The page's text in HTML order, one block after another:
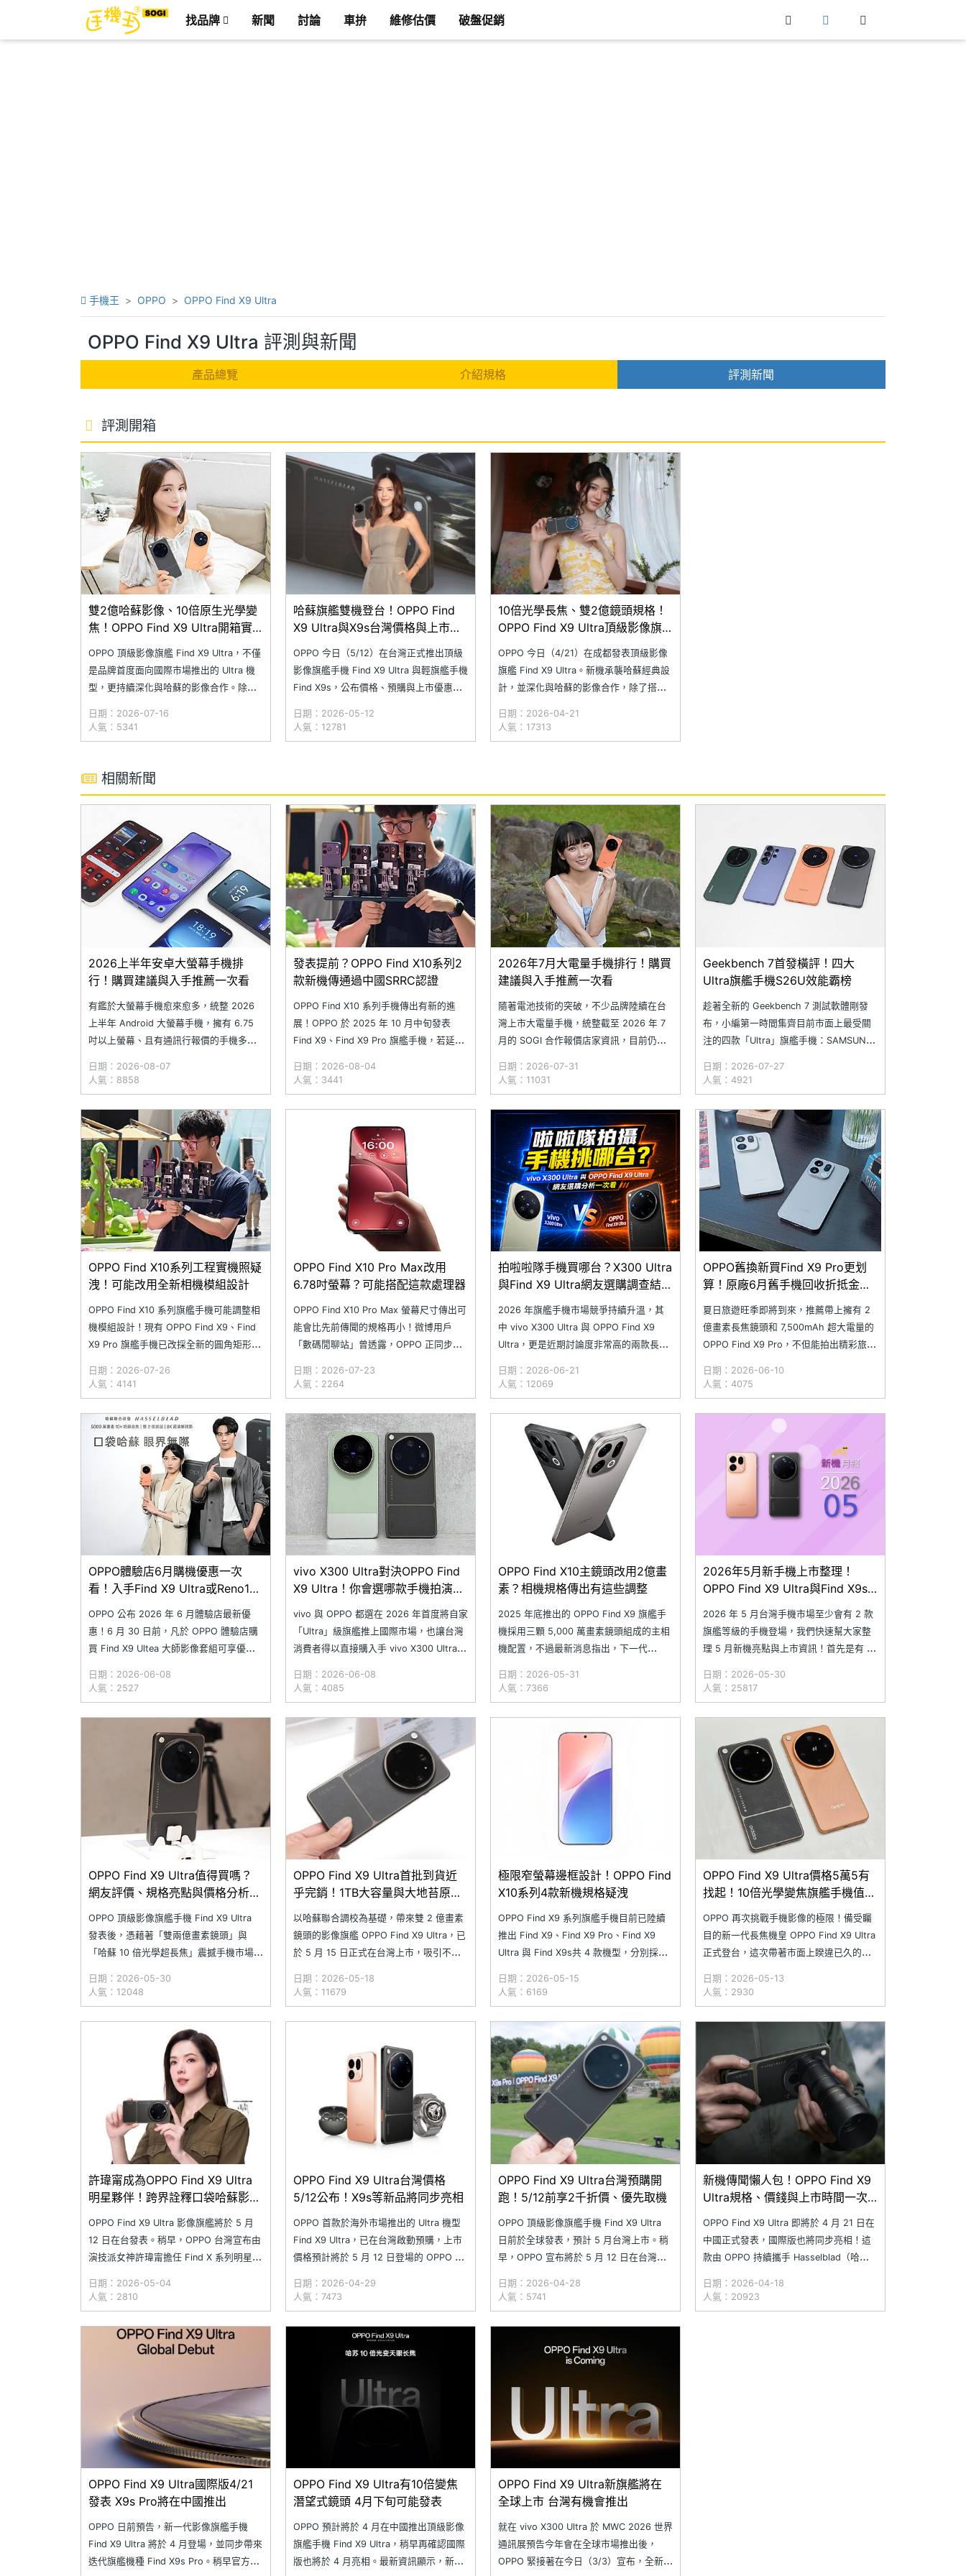
找品牌 新聞 討論 車拚 維修估價 破盤促銷
手機王 OPPO OPPO Find X9 Ultra
OPPO Find X9 Ultra 評測與新聞
產品總覽 介紹規格 評測新聞
評測開箱
雙2億哈蘇影像、10倍原生光學變
焦！OPPO Find X9 Ultra開箱實
OPPO 頂級影像旗艦 Find X9 Ultra，不僅
是品牌首度面向國際市場推出的 Ultra 機
型，更持續深化與哈蘇的影像合作。除了
5,000 萬畫素 10 倍光學長焦鏡頭，更進
一步強化高倍率遠攝與全焦段創作表現；
日期：2026-07-16
人氣：5341
哈蘇旗艦雙機登台！OPPO Find
X9 Ultra與X9s台灣價格與上市優
OPPO 今日（5/12）在台灣正式推出頂級
影像旗艦手機 Find X9 Ultra 與輕旗艦手機
Find X9s，公布價格、預購與上市優惠，
鏡頭，配備全球首款 5,000 萬畫素 10 倍
光學長焦鏡頭；Find X9s 則鎖定輕度創作
日期：2026-05-12
人氣：12781
10倍光學長焦、雙2億鏡頭規格！
OPPO Find X9 Ultra頂級影像旗
OPPO 今日（4/21）在成都發表頂級影像
旗艦 Find X9 Ultra。新機承襲哈蘇經典設
計，並深化與哈蘇的影像合作，除了搭載
頭，並配備雙 2 億畫素鏡頭組合，支援最
高 8K 30fps 錄影。值得一提的是，Find
日期：2026-04-21
人氣：17313
相關新聞
2026上半年安卓大螢幕手機排
行！購買建議與入手推薦一次看
有鑑於大螢幕手機愈來愈多，統整 2026
上半年 Android 大螢幕手機，擁有 6.75
吋以上螢幕、且有通訊行報價的手機多達
54,990 元整個區間，而最大的螢幕尺寸是
6.9 吋，合計共有 4 台，分別有旗艦系列
的 Xiaomi 17 Ultr
日期：2026-08-07
人氣：8858
發表提前？OPPO Find X10系列2
款新機傳通過中國SRRC認證
OPPO Find X10 系列手機傳出有新的進
展！OPPO 於 2025 年 10 月中旬發表
Find X9、Find X9 Pro 旗艦手機，若延續
也將於 10 月左右登場。最新消息顯示，2
款疑似對應 OPPO Find X10 系列的新機已
通
日期：2026-08-04
人氣：3441
2026年7月大電量手機排行！購買
建議與入手推薦一次看
隨著電池技術的突破，不少品牌陸續在台
灣上市大電量手機，統整截至 2026 年 7
月的 SOGI 合作報價店家資訊，目前仍在
達 21 台，其中價格範圍涵蓋 4,699 元至
38,990 元整個區間，而擁有最大電量的則
是 iQOO Z11 的 9,020
日期：2026-07-31
人氣：11031
Geekbench 7首發橫評！四大
Ultra旗艦手機S26U效能霸榜
趁著全新的 Geekbench 7 測試軟體剛發
布，小編第一時間集齊目前市面上最受關
注的四款「Ultra」旗艦手機：SAMSUNG
X300 Ultra 與 OPPO Find X9 Ultra 進行
首發橫評跑分。 由
日期：2026-07-27
人氣：4921
OPPO Find X10系列工程實機照疑
洩！可能改用全新相機模組設計
OPPO Find X10 系列旗艦手機可能調整相
機模組設計！現有 OPPO Find X9、Find
X9 Pro 旗艦手機已改採全新的圓角矩形相
典的圓形相機設計。近日，網路流傳多張
疑似 OPPO 工作人員手持 Find X10 系列
工程機的測
日期：2026-07-26
人氣：4141
OPPO Find X10 Pro Max改用
6.78吋螢幕？可能搭配這款處理器
OPPO Find X10 Pro Max 螢幕尺寸傳出可
能會比先前傳聞的規格再小！微博用戶
「數碼閒聊站」曾透露，OPPO 正同步開
其中最大尺寸版本預計搭載 6.89 吋 2K 解
析度螢幕，外界普遍認為就是 Find X10
Pro Max。近日，前
日期：2026-07-23
人氣：2264
拍啦啦隊手機買哪台？X300 Ultra
與Find X9 Ultra網友選購調查結果
2026 年旗艦手機市場競爭持續升溫，其
中 vivo X300 Ultra 與 OPPO Find X9
Ultra，更是近期討論度非常高的兩款長焦
啦隊，消費者會選哪一台？《SOGI 手機
王》針對網友進行調查，結果顯示 vivo
X300 Ultra 以超過 5
日期：2026-06-21
人氣：12069
OPPO舊換新買Find X9 Pro更划
算！原廠6月舊手機回收折抵金額
夏日旅遊旺季即將到來，推薦帶上擁有 2
億畫素長焦鏡頭和 7,500mAh 超大電量的
OPPO Find X9 Pro，不但能拍出精彩旅遊
可別忘了，記得先帶舊手機到 OPPO 官方
體驗店回收估價，就能直接折抵購機金
額，還有多款限時加碼機型可以選。小編
整理 202
日期：2026-06-10
人氣：4075
OPPO體驗店6月購機優惠一次
看！入手Find X9 Ultra或Reno15
Pro Max還有這些折扣
OPPO 公布 2026 年 6 月體驗店最新優
惠！6 月 30 日前，凡於 OPPO 體驗店購
買 Find X9 Ultea 大師影像套組可享優惠
好禮。此外，摺疊旗艦 Find N6、影像專
家 Find X9 系列（X9s / X9 Pro
日期：2026-06-08
人氣：2527
vivo X300 Ultra對決OPPO Find
X9 Ultra！你會選哪款手機拍演唱
會或啦啦隊？
vivo 與 OPPO 都選在 2026 年首度將自家
「Ultra」級旗艦推上國際市場，也讓台灣
消費者得以直接購入手 vivo X300 Ultra
手機，不論是主打蔡司 2 億長焦的 X300
Ultra，或是擁有哈蘇 10 倍長焦的 Fin
日期：2026-06-08
人氣：4085
OPPO Find X10主鏡頭改用2億畫
素？相機規格傳出有這些調整
2025 年底推出的 OPPO Find X9 旗艦手
機採用三顆 5,000 萬畫素鏡頭組成的主相
機配置，不過最新消息指出，下一代
格，其中基礎款 Find X10 將改用 2 億畫
素主鏡頭與 6,400 萬畫素長焦鏡頭；同
時，部分機型前鏡頭也有機會
日期：2026-05-31
人氣：7366
2026年5月新手機上市整理！
OPPO Find X9 Ultra與Find X9s
旗艦齊發
2026 年 5 月台灣手機市場至少會有 2 款
旗艦等級的手機登場，我們快速幫大家整
理 5 月新機亮點與上市資訊！首先是有 10
X9 Ultra，搭配 300mm 哈蘇專業增距
鏡，勢必將成為新一代的演唱會神機；另
款則是 OPPO Find X9s 輕旗
日期：2026-05-30
人氣：25817
OPPO Find X9 Ultra值得買嗎？
網友評價、規格亮點與價格分析調
查結果一次看
OPPO 頂級影像旗艦手機 Find X9 Ultra
發表後，憑藉著「雙兩億畫素鏡頭」與
「哈蘇 10 倍光學超長焦」震撼手機市場。
機王》近日收集 314 位網友對於 Find X9
Ultra 的購買意願與滿意度調查。結果顯
示：雖然有超過半數網友對強悍的哈
日期：2026-05-30
人氣：12048
OPPO Find X9 Ultra首批到貨近
乎完銷！1TB大容量與大地苔原預
購最受歡迎
以哈蘇聯合調校為基礎，帶來雙 2 億畫素
鏡頭的影像旗艦 OPPO Find X9 Ultra，已
於 5 月 15 日正式在台灣上市，吸引不少
利落幕。OPPO 表示，Find X9 Ultra 在預
購期間以 16GB + 1TB 大容量最受歡迎，
佔整體預購量高達七成
日期：2026-05-18
人氣：11679
極限窄螢幕邊框設計！OPPO Find
X10系列4款新機規格疑洩
OPPO Find X9 系列旗艦手機目前已陸續
推出 Find X9、Find X9 Pro、Find X9
Ultra 與 Find X9s共 4 款機型，分別採用
幕。最新消息指出，OPPO 下一代旗艦手
機 Find X10 系列同樣至少
日期：2026-05-15
人氣：6169
OPPO Find X9 Ultra價格5萬5有
找起！10倍光學變焦旗艦手機值得
入手嗎？
OPPO 再次挑戰手機影像的極限！備受矚
目的新一代長焦機皇 OPPO Find X9 Ultra
正式登台，這次帶著市面上睽違已久的
尖的哈蘇影像系統與破格的 7,050mAh 超
大電池，Find X9 Ultra 開出 54,990 元起
的旗艦定價，預計於 5
日期：2026-05-13
人氣：2930
許瑋甯成為OPPO Find X9 Ultra
明星夥伴！跨界詮釋口袋哈蘇影像
OPPO Find X9 Ultra 影像旗艦將於 5 月
12 日在台發表。稍早，OPPO 台灣宣布由
演技派女神許瑋甯擔任 Find X 系列明星夥
在台灣市場的首度邀請明星夥伴，也是許
瑋甯首次與手機品牌深度合作。結合 Find
X 系列對專業影像追求不
日期：2026-05-04
人氣：2810
OPPO Find X9 Ultra台灣價格
5/12公布！X9s等新品將同步亮相
OPPO 首款於海外市場推出的 Ultra 機型
Find X9 Ultra，已在台灣啟動預購，上市
價格預計將於 5 月 12 日登場的 OPPO 旗
除了帶來這款頂級影像旗艦手機外，主打
5,000 萬畫素哈蘇三鏡頭的 Find X9s 也
將同步登台，並引進
日期：2026-04-29
人氣：7473
OPPO Find X9 Ultra台灣預購開
跑！5/12前享2千折價、優先取機
OPPO 頂級影像旗艦手機 Find X9 Ultra
日前於全球發表，預計 5 月台灣上市。稍
早，OPPO 宣布將於 5 月 12 日在台灣發
動。凡在 5 月 12 日 14:00 前完成預約
OPPO Find X9 Ultra，即可享有 2,
日期：2026-04-28
人氣：5741
新機傳聞懶人包！OPPO Find X9
Ultra規格、價錢與上市時間一次
OPPO Find X9 Ultra 即將於 4 月 21 日在
中國正式發表，國際版也將同步亮相！這
款由 OPPO 持續攜手 Hasselblad（哈
際市場推出，台灣市場亦有望上市。在
OPPO Find X9 Ultra 發表前，網路上已有
日期：2026-04-18
人氣：20923
OPPO Find X9 Ultra國際版4/21
發表 X9s Pro將在中國推出
OPPO 日前預告，新一代影像旗艦手機
Find X9 Ultra 將於 4 月登場，並同步帶來
迭代旗艦機種 Find X9s Pro。稍早官方進
OPPO Find X9 Ultra有10倍變焦
潛望式鏡頭 4月下旬可能發表
OPPO 預計將於 4 月在中國推出頂級影像
旗艦手機 Find X9 Ultra，稍早再確認國際
版也將於 4 月亮相。最新資訊顯示，新機
OPPO Find X9 Ultra新旗艦將在
全球上市 台灣有機會推出
就在 vivo X300 Ultra 於 MWC 2026 世界
通訊展預告今年會在全球市場推出後，
OPPO 緊接著在今日（3/3）宣布，全新旗